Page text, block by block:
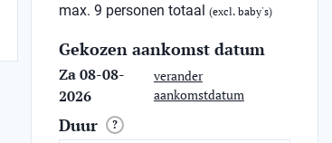
max. 9 personen totaal(excl. baby's)
Gekozen aankomst datum
Za 08-08-
2026
verander
aankomstdatum
Duur ?